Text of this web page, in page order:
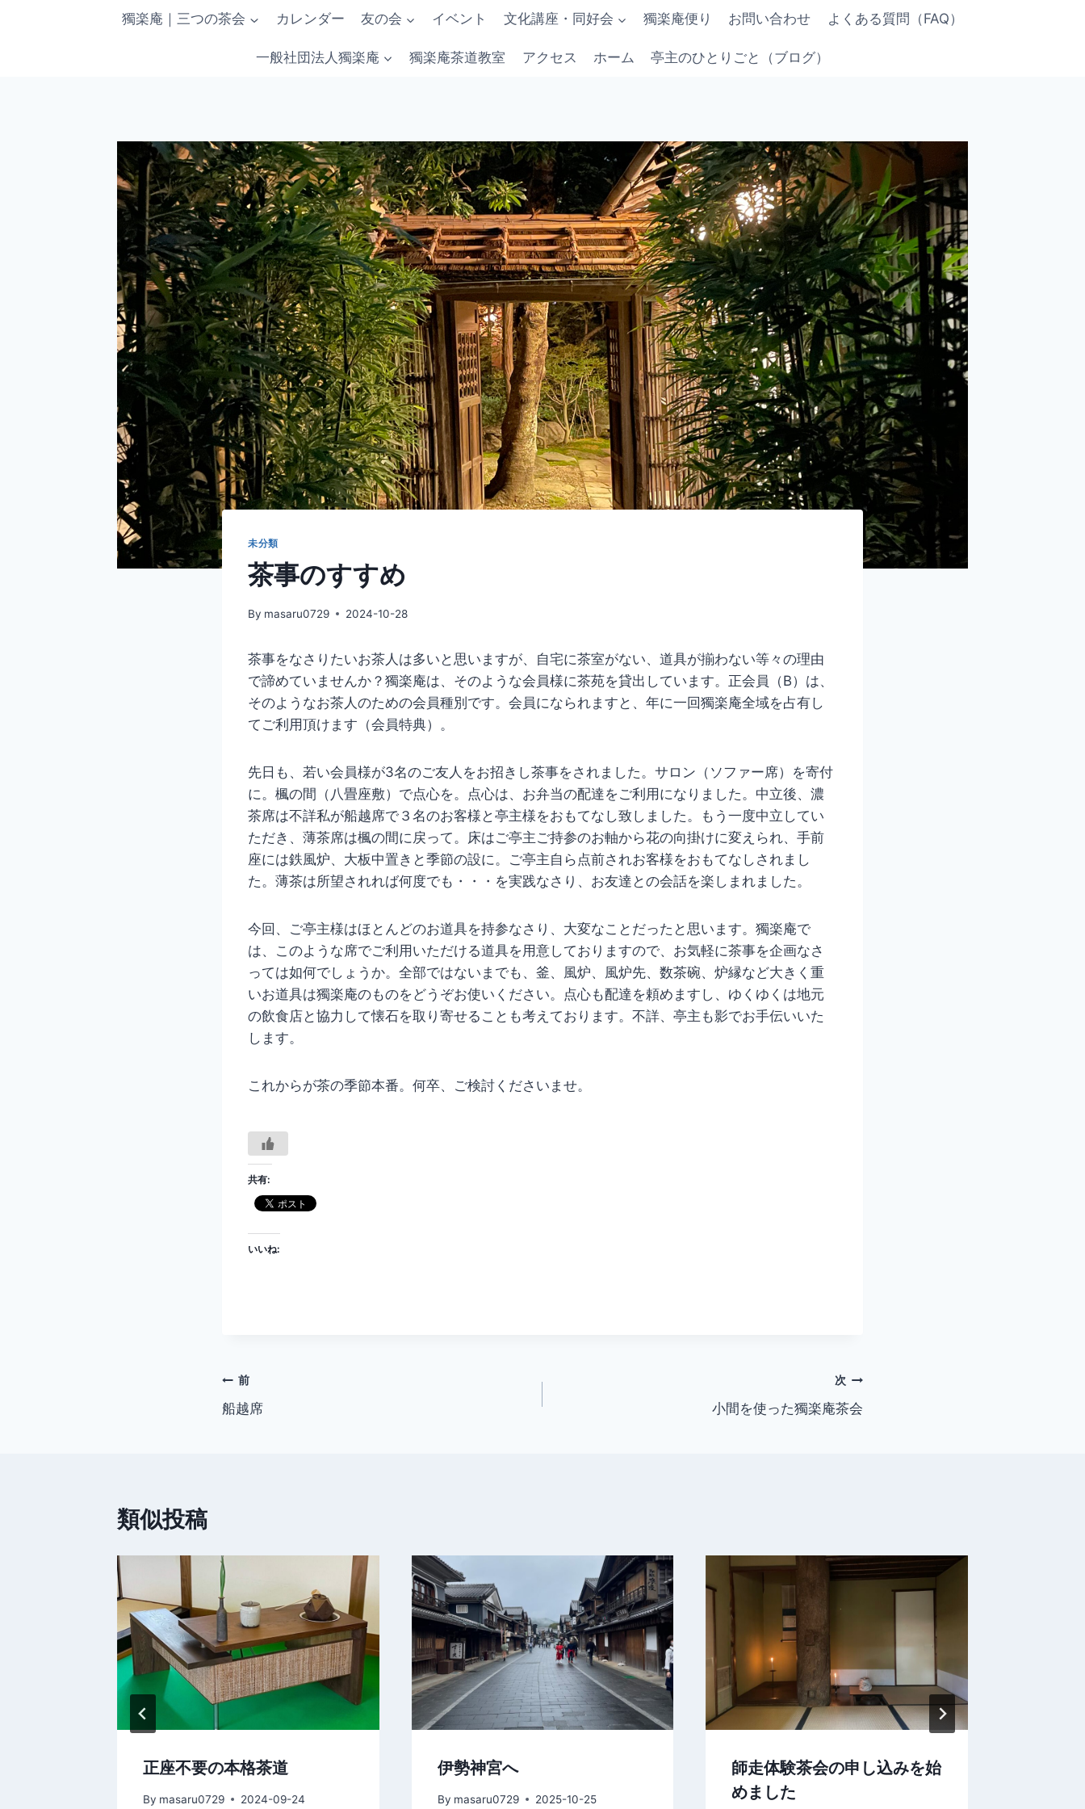
獨楽庵｜三つの茶会 カレンダー 友の会 イベント 文化講座・同好会 獨楽庵便り お問い合わせ よくある質問（FAQ）
一般社団法人獨楽庵 獨楽庵茶道教室 アクセス ホーム 亭主のひとりごと（ブログ）
未分類
茶事のすすめ
By masaru0729 2024-10-28
茶事をなさりたいお茶人は多いと思いますが、自宅に茶室がない、道具が揃わない等々の理由
で諦めていませんか？獨楽庵は、そのような会員様に茶苑を貸出しています。正会員（B）は、
そのようなお茶人のための会員種別です。会員になられますと、年に一回獨楽庵全域を占有し
てご利用頂けます（会員特典）。
先日も、若い会員様が3名のご友人をお招きし茶事をされました。サロン（ソファー席）を寄付
に。楓の間（八畳座敷）で点心を。点心は、お弁当の配達をご利用になりました。中立後、濃
茶席は不詳私が船越席で３名のお客様と亭主様をおもてなし致しました。もう一度中立してい
ただき、薄茶席は楓の間に戻って。床はご亭主ご持参のお軸から花の向掛けに変えられ、手前
座には鉄風炉、大板中置きと季節の設に。ご亭主自ら点前されお客様をおもてなしされまし
た。薄茶は所望されれば何度でも・・・を実践なさり、お友達との会話を楽しまれました。
今回、ご亭主様はほとんどのお道具を持参なさり、大変なことだったと思います。獨楽庵で
は、このような席でご利用いただける道具を用意しておりますので、お気軽に茶事を企画なさ
っては如何でしょうか。全部ではないまでも、釜、風炉、風炉先、数茶碗、炉縁など大きく重
いお道具は獨楽庵のものをどうぞお使いください。点心も配達を頼めますし、ゆくゆくは地元
の飲食店と協力して懐石を取り寄せることも考えております。不詳、亭主も影でお手伝いいた
します。
これからが茶の季節本番。何卒、ご検討くださいませ。
共有:
いいね:
投
稿
ー
シ
ョ
ン
前
船越席
次
小間を使った獨楽庵茶会
類似投稿
正座不要の本格茶道
By masaru0729 2024-09-24
伊勢神宮へ
By masaru0729 2025-10-25
師走体験茶会の申し込みを始
めました